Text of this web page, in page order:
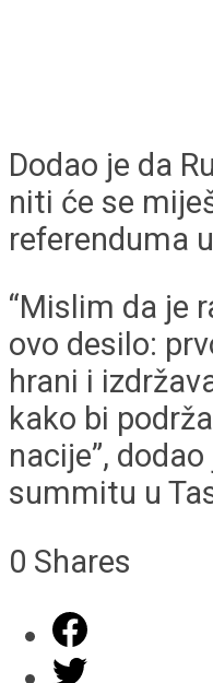
Dodao je da
niti će se
referenduma
“Mislim da je
ovo desilo:
hrani i
kako bi
nacije”,
summitu u
0 Shares